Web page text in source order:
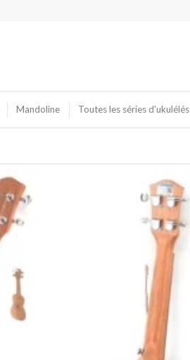
Mandoline Toutes les séries d'ukulélés